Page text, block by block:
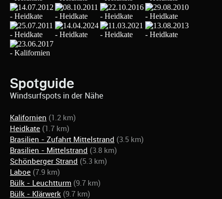
Spotguide
Windsurfspots in der Nähe
Kalifornien (1.2 km)
Heidkate (1.7 km)
Brasilien - Zufahrt Mittelstrand (3.5 km)
Brasilien - Mittelstrand (3.8 km)
Schönberger Strand (5.3 km)
Laboe (7.9 km)
Bülk - Leuchtturm (9.7 km)
Bülk - Klärwerk (9.7 km)